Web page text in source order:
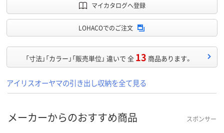
マイカタログへ登録
LOHACOでのご注文
「寸法」「カラー」「販売単位」 違いで 全 13 商品あります。
アイリスオーヤマの引き出し収納を全て見る
メーカーからのおすすめ商品 スポンサー